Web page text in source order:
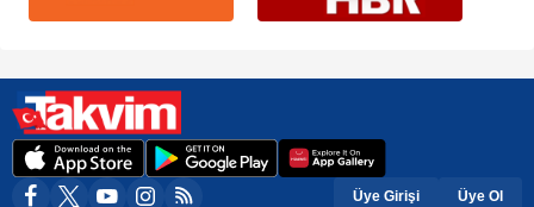
Üye Girişi Üye Ol